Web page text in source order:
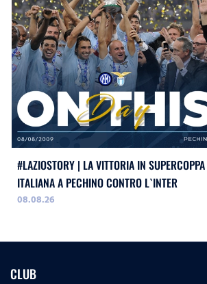
#LAZIOSTORY | LA VITTORIA IN SUPERCOPPA
ITALIANA A PECHINO CONTRO L`INTER
08.08.26
CLUB